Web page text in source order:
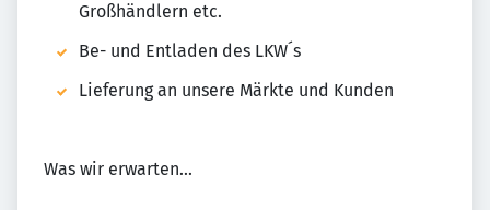
Großhändlern etc.
Be- und Entladen des LKW´s
Lieferung an unsere Märkte und Kunden
Was wir erwarten...